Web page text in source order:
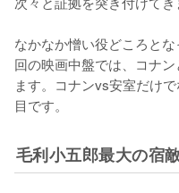
なかなか憎い役どころと
回の映画中盤では、コナ
ます。コナンvs安室だけ
目です。
毛利小五郎最大の宿